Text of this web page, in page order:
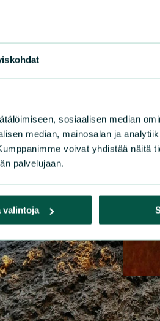
sosiaalisen median
median, mainosalan ja
voivat yhdistää näitä
palvelujaan.
valintoja